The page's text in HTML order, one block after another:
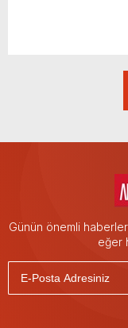
Günün önemli
eğer